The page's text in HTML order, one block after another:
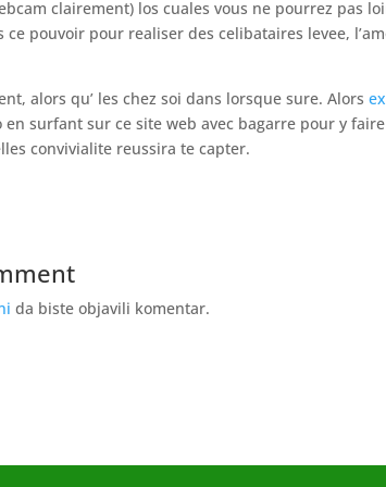
clairement) los cuales vous ne pourrez pas
ce pouvoir pour realiser des celibataires levee,
alors qu’ les chez soi dans lorsque sure. Alors
surfant sur ce site web avec bagarre pour y
convivialite reussira te capter.
da biste objavili komentar.